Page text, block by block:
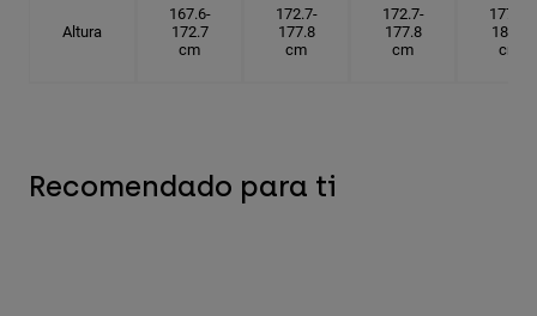
Altura
167.6-
172.7
cm
172.7-
177.8
cm
172.7-
177.8
cm
177.8-
182.9
cm
Recomendado para ti